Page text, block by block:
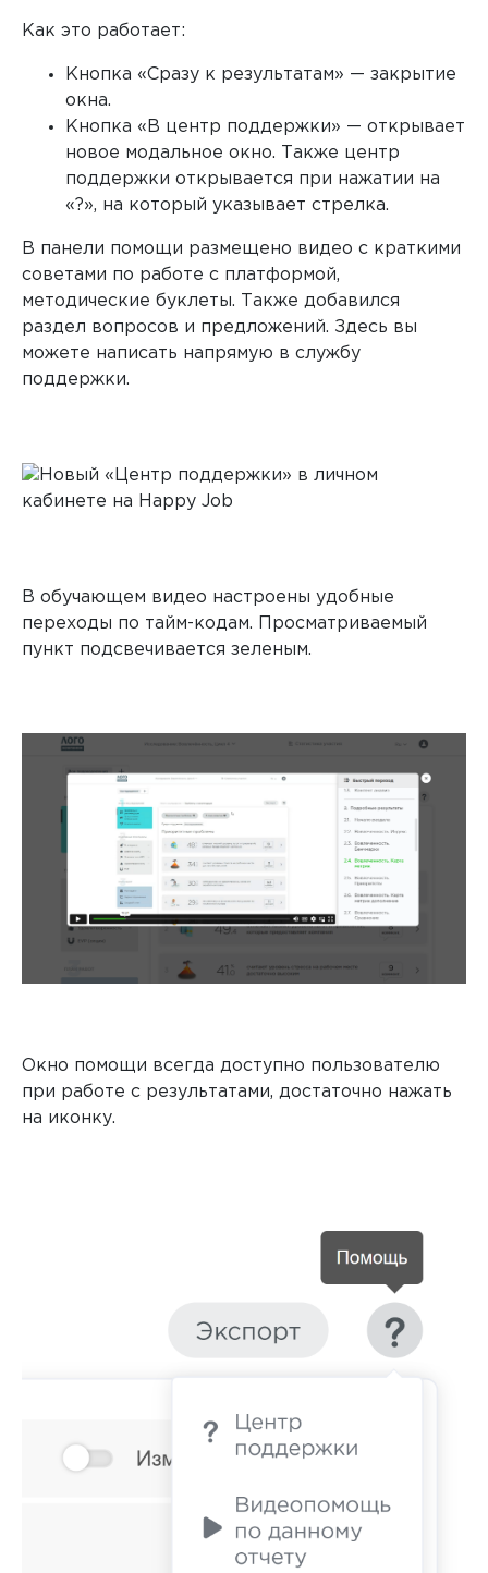
Как это работает:
Кнопка «Сразу к результатам» — закрытие
окна.
Кнопка «В центр поддержки» — открывает
новое модальное окно. Также центр
поддержки открывается при нажатии на
«?», на который указывает стрелка.
В панели помощи размещено видео с краткими
советами по работе с платформой,
методические буклеты. Также добавился
раздел вопросов и предложений. Здесь вы
можете написать напрямую в службу
поддержки.
В обучающем видео настроены удобные
переходы по тайм-кодам. Просматриваемый
пункт подсвечивается зеленым.
Окно помощи всегда доступно пользователю
при работе с результатами, достаточно нажать
на иконку.